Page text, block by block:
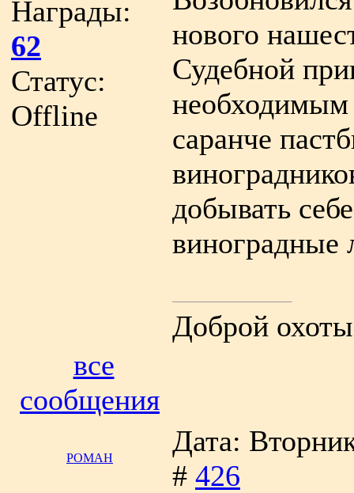
Награды:
62
Статус:
Offline
нового
Судебной
необходимым
саранче
добывать
виноградные
Доброй
все
сообщения
РОМАН
Дата:
# 426